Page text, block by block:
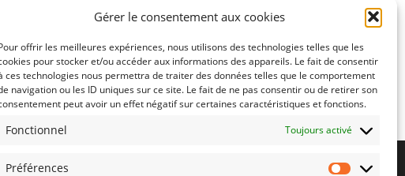
Gérer le consentement aux cookies
offrir les meilleures expériences, nous utilisons des technologies telles que les
pour stocker et/ou accéder aux informations des appareils. Le fait de consentir
ces technologies nous permettra de traiter des données telles que le comportement
navigation ou les ID uniques sur ce site. Le fait de ne pas consentir ou de retirer son
peut avoir un effet négatif sur certaines caractéristiques et fonctions.
Fonctionnel Toujours activé
Préférences